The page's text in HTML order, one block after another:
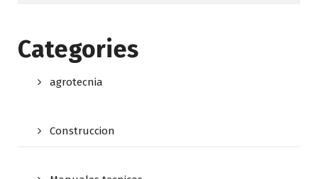
Categories
agrotecnia
Construccion